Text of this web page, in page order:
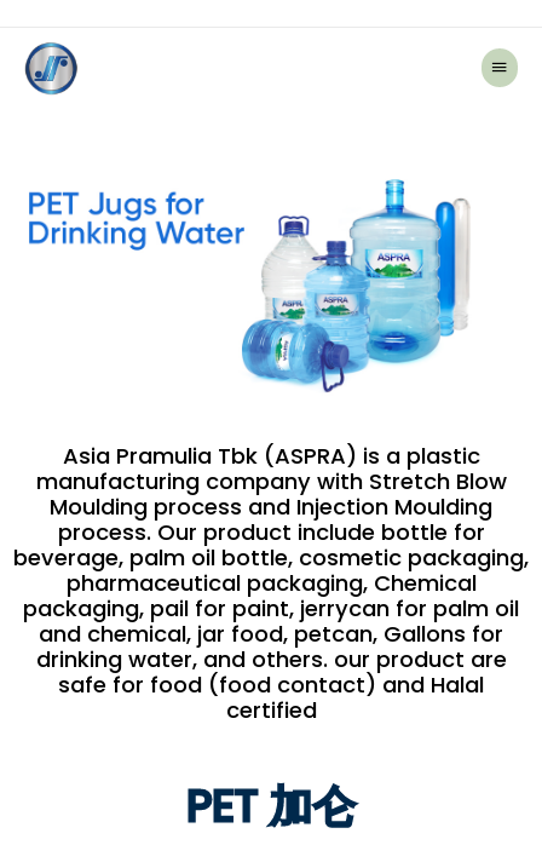
主
菜
Asia Pramulia Tbk (ASPRA) is a plastic
manufacturing company with Stretch Blow
Moulding process and Injection Moulding
process. Our product include bottle for
beverage, palm oil bottle, cosmetic packaging,
pharmaceutical packaging, Chemical
packaging, pail for paint, jerrycan for palm oil
and chemical, jar food, petcan, Gallons for
drinking water, and others. our product are
safe for food (food contact) and Halal
certified
PET 加仑